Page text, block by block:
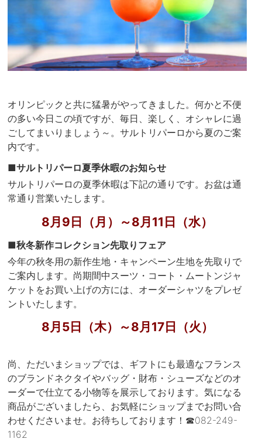
オリンピックと共に猛暑がやってきました。何かと不便
の多い今日この頃ですが、毎日、楽しく、オシャレに過
ごしてまいりましょう～。サルトリパーロから夏のご案
内です。
■サルトリパーロ夏季休暇のお知らせ
サルトリパーロの夏季休暇は下記の通りです。お盆は通
常通り営業いたします。
8月9日（月）～8月11日（水）
■秋冬新作コレクション先取りフェア
今年の秋冬用の新作生地・キャンペーン生地を先取りで
ご案内します。尚期間中スーツ・コート・ムートンジャ
ケットをお買い上げの方には、オーダーシャツをプレゼ
ントいたします。
8月5日（木）～8月17日（火）
尚、ただいまショップでは、ギフトにも最適なフランス
のブランドネクタイやバッグ・財布・シューズなどのオ
ーダーで仕立てる小物等を展示しております。気になる
商品がございましたら、お気軽にショップまでお問い合
わせくださいませ。お待ちしております！☎082-249-
1162